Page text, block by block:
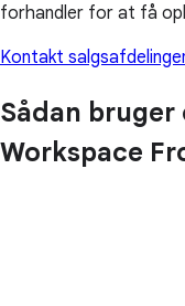
forhandler for at få
Kontakt
Sådan
Workspace